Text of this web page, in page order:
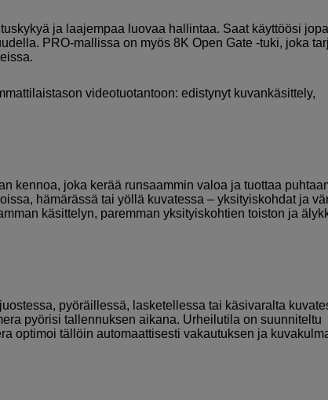
ja laajempaa luovaa hallintaa. Saat käyttöösi jopa
PRO-mallissa on myös 8K Open Gate -tuki, joka
videotuotantoon: edistynyt kuvankäsittely,
kennoa, joka kerää runsaammin valoa ja tuottaa
hämärässä tai yöllä kuvatessa – yksityiskohdat ja
käsittelyn, paremman yksityiskohtien toiston ja
pyöräillessä, lasketellessa tai käsivaralta
pyörisi tallennuksen aikana. Urheilutila on suunniteltu
optimoi tällöin automaattisesti vakautuksen ja